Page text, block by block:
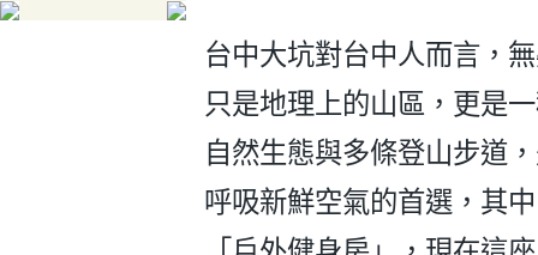
台中大坑對台中人而言，
只是地理上的山區，更是
自然生態與多條登山步道
呼吸新鮮空氣的首選，其